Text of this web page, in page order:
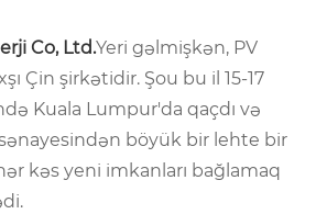
Co, Ltd.Yeri gəlmişkən, PV
Çin şirkətidir. Şou bu il 15-17
Kuala Lumpur'da qaçdı və
böyük bir lehte bir
kəs yeni imkanları bağlamaq